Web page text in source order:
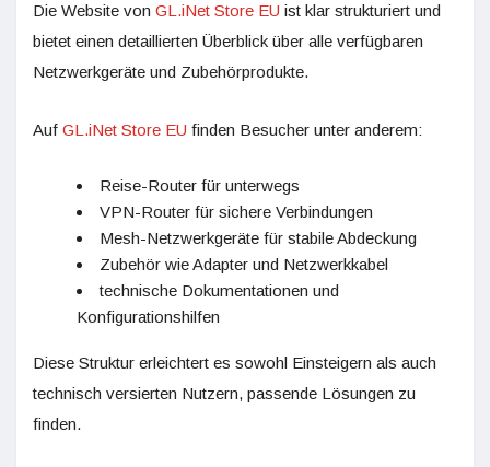
Die Website von GL.iNet Store EU ist klar strukturiert und
bietet einen detaillierten Überblick über alle verfügbaren
Netzwerkgeräte und Zubehörprodukte.
Auf GL.iNet Store EU finden Besucher unter anderem:
Reise-Router für unterwegs
VPN-Router für sichere Verbindungen
Mesh-Netzwerkgeräte für stabile Abdeckung
Zubehör wie Adapter und Netzwerkkabel
technische Dokumentationen und
Konfigurationshilfen
Diese Struktur erleichtert es sowohl Einsteigern als auch
technisch versierten Nutzern, passende Lösungen zu
finden.